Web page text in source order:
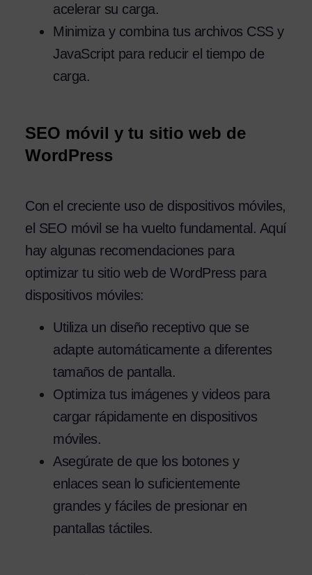
acelerar su carga.
Minimiza y combina tus archivos CSS y
JavaScript para reducir el tiempo de
carga.
SEO móvil y tu sitio web de
WordPress
Con el creciente uso de dispositivos móviles,
el SEO móvil se ha vuelto fundamental. Aquí
hay algunas recomendaciones para
optimizar tu sitio web de WordPress para
dispositivos móviles:
Utiliza un diseño receptivo que se
adapte automáticamente a diferentes
tamaños de pantalla.
Optimiza tus imágenes y videos para
cargar rápidamente en dispositivos
móviles.
Asegúrate de que los botones y
enlaces sean lo suficientemente
grandes y fáciles de presionar en
pantallas táctiles.